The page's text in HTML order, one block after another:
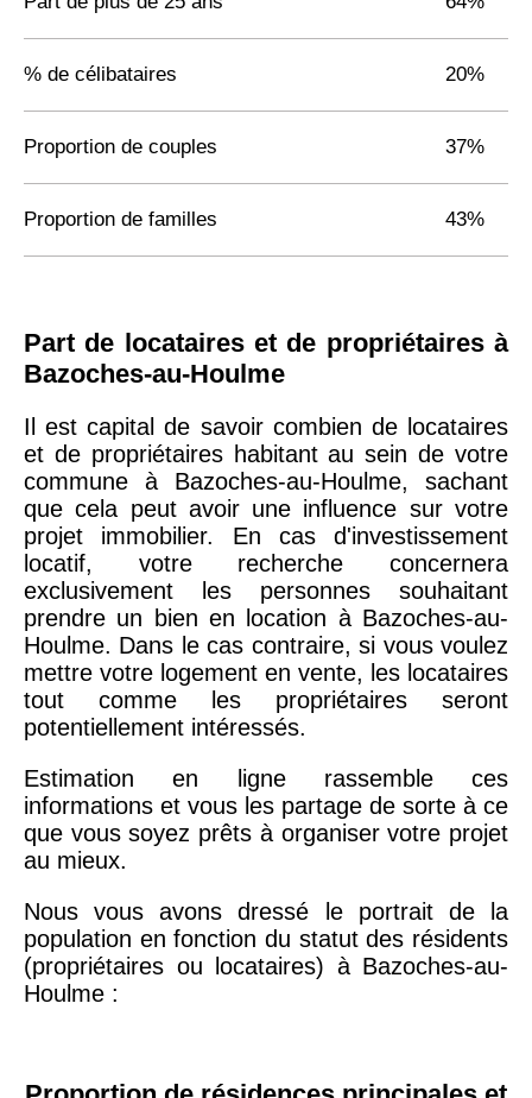
% de célibataires 20%
Proportion de couples 37%
Proportion de familles 43%
Part de locataires et de propriétaires à
Bazoches-au-Houlme
Il est capital de savoir combien de locataires
et de propriétaires habitant au sein de votre
commune à Bazoches-au-Houlme, sachant
que cela peut avoir une influence sur votre
projet immobilier. En cas d'investissement
locatif, votre recherche concernera
exclusivement les personnes souhaitant
prendre un bien en location à Bazoches-au-
Houlme. Dans le cas contraire, si vous voulez
mettre votre logement en vente, les locataires
tout comme les propriétaires seront
potentiellement intéressés.
Estimation en ligne rassemble ces
informations et vous les partage de sorte à ce
que vous soyez prêts à organiser votre projet
au mieux.
Nous vous avons dressé le portrait de la
population en fonction du statut des résidents
(propriétaires ou locataires) à Bazoches-au-
Houlme :